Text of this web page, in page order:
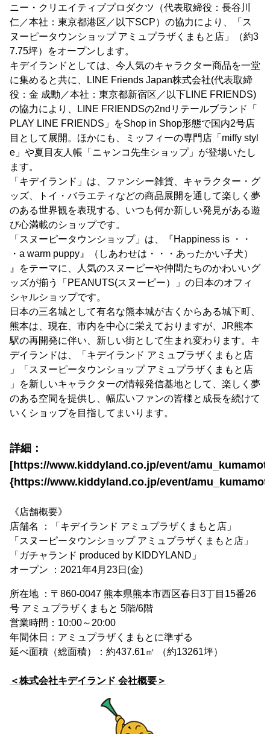
ニー・クリエイティブプロダクツ（代表取締役：長谷川
仁／本社：東京都港区／以下SCP）の協力により、「ス
ヌーピータウンショップ アミュプラザくまもと店」（約3
7.75坪）をオープンします。
キデイランドとしては、今人気のキャラクター商品を一堂
に集めると共に、LINE Friends Japan株式会社(代表取締
役：金 成勳／本社：東京都新宿区／以下LINE FRIENDS)
の協力により、LINE FRIENDSの2ndリテールブランド「
PLAY LINE FRIENDS」をShop in Shop形態で国内2号店
目として展開。ほかにも、ミッフィーの専門店「miffy styl
e」や夏目友人帳「ニャンコ先生ショップ」が登場いたし
ます。
「キデイランド」は、ファンシー雑貨、キャラクター・グ
ッズ、トイ・バラエティなどの商品展開を通して楽しく夢
のある世界観を表現する、いつも何か新しい発見がある遊
び心満載のショップです。
「スヌーピータウンショップ」は、『Happiness is ・・
・a warm puppy』（しあわせは・・・あったかい子犬）
』をテーマに、人気のスヌーピーや仲間たちのかわいいグ
ッズが揃う「PEANUTS(スヌーピー）」の日本のオフィ
シャルショップです。
日本の三名城として有名な熊本城が古くからある城下町、
熊本は、現在、市内を中心に栄えておりますが、JR熊本
駅の再開発に伴い、新しい街として生まれ変わります。キ
デイランドは、「キデイランド アミュプラザくまもと店
」「スヌーピータウンショップ アミュプラザくまもと店
」を新しいキャラクターの情報発信基地として、楽しく夢
のある空間を提供し、幅広いファンの皆様と成長を続けて
いくショップを目指してまいります。
詳細：
[https://www.kiddyland.co.jp/event/
{https://www.kiddyland.co.jp/event/
《店舗概要》
店舗名 ：「キデイランド アミュプラザくまもと店」
「スヌーピータウンショップ アミュプラザくまもと店」
「ガチャランド produced by KIDDYLAND」
オープン ：2021年4月23日(金)
所在地 ：〒860-0047 熊本県熊本市西区春日3丁目15番26
号 アミュプラザくまもと 5階/6階
営業時間：10:00～20:00
年間休日：アミュプラザくまもとに準ずる
延べ面積（総面積）：約437.61㎡ （約13261坪）
＜株式会社キデイランド 会社概要＞